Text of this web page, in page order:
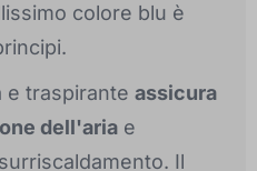
colore blu è
e traspirante assicura
dell'aria e
Il